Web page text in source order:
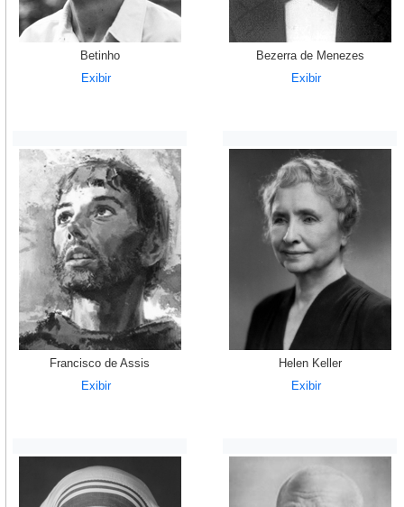
Betinho
Exibir
Bezerra de Menezes
Exibir
Francisco de Assis
Exibir
Helen Keller
Exibir